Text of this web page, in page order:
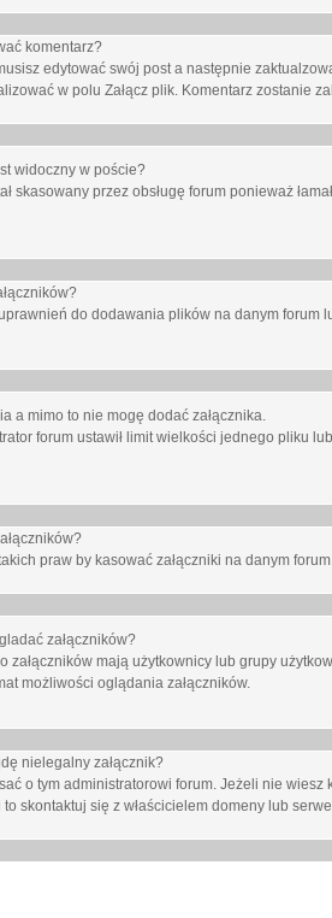
komentarz?
edytować swój post a następnie
w polu Załącz plik. Komentarz zostanie
widoczny w poście?
skasowany przez obsługę forum ponieważ
do dodawania plików na danym forum
a mimo to nie mogę dodać załącznika.
forum ustawił limit wielkości jednego pliku
praw by kasować załączniki na danym
załączników?
załączników mają użytkownicy lub grupy
możliwości oglądania załączników.
nielegalny załącznik?
o tym administratorowi forum. Jeżeli nie
skontaktuj się z właścicielem domeny lub